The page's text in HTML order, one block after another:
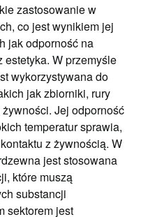
zastosowanie w
co jest wynikiem jej
jak odporność na
estetyka. W przemyśle
wykorzystywana do
jak zbiorniki, rury
Jej odporność
temperatur sprawia,
z żywnością. W
jest stosowana
które muszą
substancji
sektorem jest